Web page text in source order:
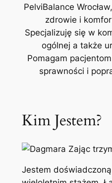
PelviBalance
zdrowie i
Specjalizuję się w
ogólnej a także
Pomagam
sprawności i
Kim Jestem?
Jestem